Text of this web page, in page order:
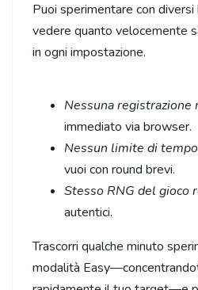
Puoi sperimentare con
vedere quanto velocemente
in ogni impostazione.
Nessuna registrazione
immediato via browser.
Nessun limite di
vuoi con round brevi.
Stesso RNG del gioco
autentici.
Trascorri qualche minuto
modalità